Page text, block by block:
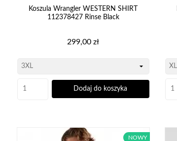
Koszula Wrangler WESTERN SHIRT
112378427 Rinse Black
Cena
299,00 zł
Dodaj do koszyka
NOWY